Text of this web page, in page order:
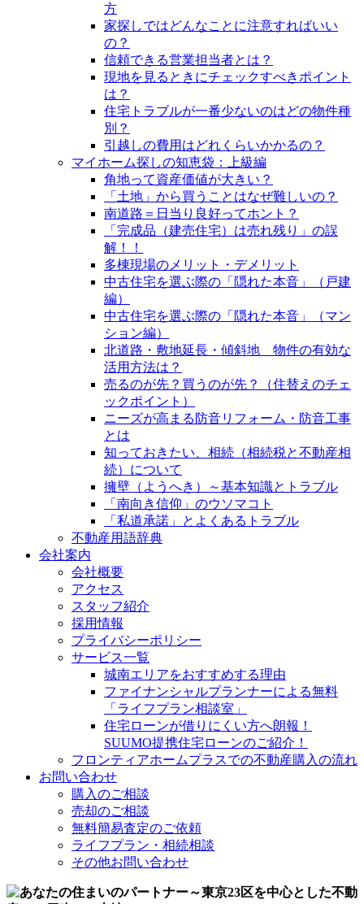
方
家探しではどんなことに注意すればいい
の？
信頼できる営業担当者とは？
現地を見るときにチェックすべきポイント
は？
住宅トラブルが一番少ないのはどの物件種
別？
引越しの費用はどれくらいかかるの？
マイホーム探しの知恵袋：上級編
角地って資産価値が大きい？
「土地」から買うことはなぜ難しいの？
南道路＝日当り良好ってホント？
「完成品（建売住宅）は売れ残り」の誤
解！！
多棟現場のメリット・デメリット
中古住宅を選ぶ際の「隠れた本音」（戸建
編）
中古住宅を選ぶ際の「隠れた本音」（マン
ション編）
北道路・敷地延長・傾斜地 物件の有効な
活用方法は？
売るのが先？買うのが先？（住替えのチェ
ックポイント）
ニーズが高まる防音リフォーム・防音工事
とは
知っておきたい、相続（相続税と不動産相
続）について
擁壁（ようへき）～基本知識とトラブル
「南向き信仰」のウソマコト
「私道承諾」とよくあるトラブル
不動産用語辞典
会社案内
会社概要
アクセス
スタッフ紹介
採用情報
プライバシーポリシー
サービス一覧
城南エリアをおすすめする理由
ファイナンシャルプランナーによる無料
「ライフプラン相談室」
住宅ローンが借りにくい方へ朗報！
SUUMO提携住宅ローンのご紹介！
フロンティアホームプラスでの不動産購入の流れ
お問い合わせ
購入のご相談
売却のご相談
無料簡易査定のご依頼
ライフプラン・相続相談
その他お問い合わせ